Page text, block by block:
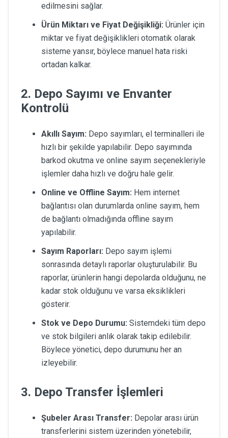
edilmesini sağlar.
Ürün Miktarı ve Fiyat Değişikliği: Ürünler için
miktar ve fiyat değişiklikleri otomatik olarak
sisteme yansır, böylece manuel hata riski
ortadan kalkar.
2. Depo Sayımı ve Envanter
Kontrolü
Akıllı Sayım: Depo sayımları, el terminalleri ile
hızlı bir şekilde yapılabilir. Depo sayımında
barkod okutma ve online sayım seçenekleriyle
işlemler daha hızlı ve doğru hale gelir.
Online ve Offline Sayım: Hem internet
bağlantısı olan durumlarda online sayım, hem
de bağlantı olmadığında offline sayım
yapılabilir.
Sayım Raporları: Depo sayım işlemi
sonrasında detaylı raporlar oluşturulabilir. Bu
raporlar, ürünlerin hangi depolarda olduğunu, ne
kadar stok olduğunu ve varsa eksiklikleri
gösterir.
Stok ve Depo Durumu: Sistemdeki tüm depo
ve stok bilgileri anlık olarak takip edilebilir.
Böylece yönetici, depo durumunu her an
izleyebilir.
3. Depo Transfer İşlemleri
Şubeler Arası Transfer: Depolar arası ürün
transferlerini sistem üzerinden yönetebilir,